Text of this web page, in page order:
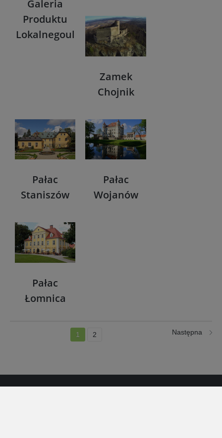
Galeria
Produktu
Lokalnegoul
Zamek
Chojnik
Pałac
Staniszów
Pałac
Wojanów
Pałac
Łomnica
1 2 Następna